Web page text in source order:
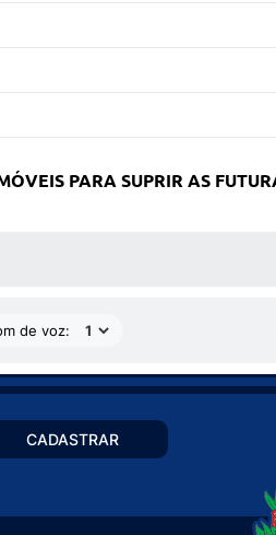
PARA SUPRIR AS
de voz:
CADASTRAR